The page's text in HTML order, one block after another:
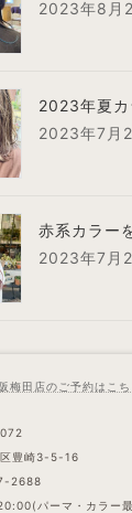
2023年8月
2023年夏
2023年7月
赤系カラー
2023年7月
梅田店のご予約はこち
豊崎3-5-16
2688
パーマ・カラー